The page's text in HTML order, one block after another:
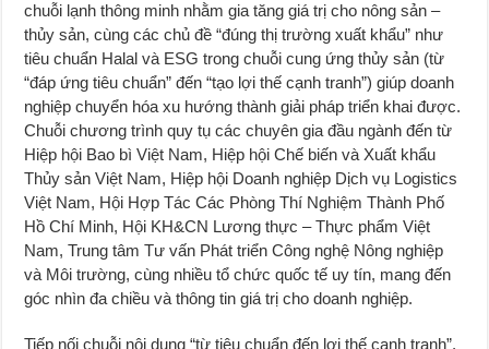
chuỗi lạnh thông minh nhằm gia tăng giá trị cho nông sản –
thủy sản, cùng các chủ đề “đúng thị trường xuất khẩu” như
tiêu chuẩn Halal và ESG trong chuỗi cung ứng thủy sản (từ
“đáp ứng tiêu chuẩn” đến “tạo lợi thế cạnh tranh”) giúp doanh
nghiệp chuyển hóa xu hướng thành giải pháp triển khai được.
Chuỗi chương trình quy tụ các chuyên gia đầu ngành đến từ
Hiệp hội Bao bì Việt Nam, Hiệp hội Chế biến và Xuất khẩu
Thủy sản Việt Nam, Hiệp hội Doanh nghiệp Dịch vụ Logistics
Việt Nam, Hội Hợp Tác Các Phòng Thí Nghiệm Thành Phố
Hồ Chí Minh, Hội KH&CN Lương thực – Thực phẩm Việt
Nam, Trung tâm Tư vấn Phát triển Công nghệ Nông nghiệp
và Môi trường, cùng nhiều tổ chức quốc tế uy tín, mang đến
góc nhìn đa chiều và thông tin giá trị cho doanh nghiệp.
Tiếp nối chuỗi nội dung “từ tiêu chuẩn đến lợi thế cạnh tranh”,